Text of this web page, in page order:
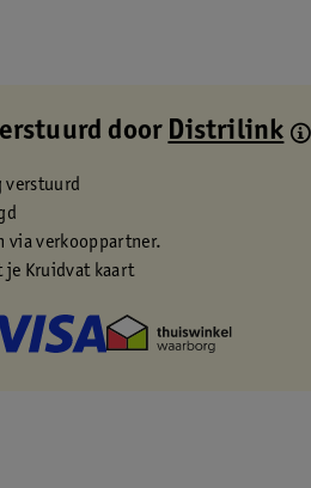
door Distrilink
verstuurd
via verkooppartner.
je Kruidvat kaart